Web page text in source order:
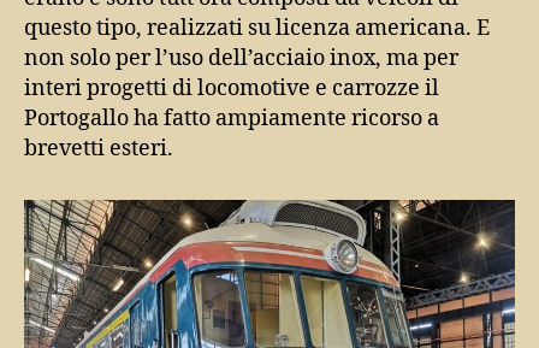
questo tipo, realizzati su licenza americana. E
non solo per l’uso dell’acciaio inox, ma per
interi progetti di locomotive e carrozze il
Portogallo ha fatto ampiamente ricorso a
brevetti esteri.